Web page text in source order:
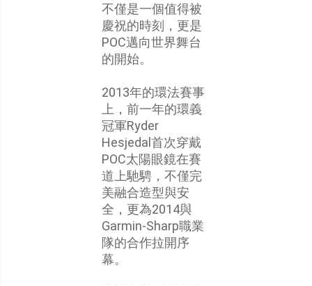
不僅是一個值得被
慶祝的時刻，更是
POC邁向世界舞台
的開始。
2013年的環法賽事
上，前一年的環義
冠軍Ryder
Hesjedal首次穿戴
POC太陽眼鏡在賽
道上馳騁，不僅完
美融合造型與安
全，更為2014與
Garmin-Sharp職業
隊的合作拉開序
幕。